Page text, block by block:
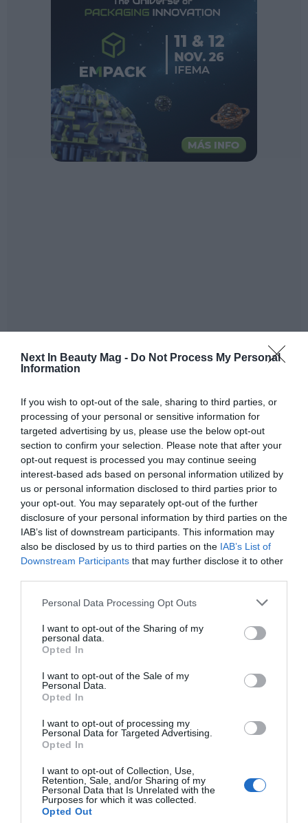
Next In Beauty Mag - Do Not Process My Personal
Information
If you wish to opt-out of the sale, sharing to third parties, or
processing of your personal or sensitive information for
targeted advertising by us, please use the below opt-out
section to confirm your selection. Please note that after your
opt-out request is processed you may continue seeing
interest-based ads based on personal information utilized by
us or personal information disclosed to third parties prior to
your opt-out. You may separately opt-out of the further
disclosure of your personal information by third parties on the
IAB’s list of downstream participants. This information may
also be disclosed by us to third parties on the IAB’s List of
Downstream Participants that may further disclose it to other
Personal Data Processing Opt Outs
I want to opt-out of the Sharing of my
personal data.
Opted In
I want to opt-out of the Sale of my
Personal Data.
Opted In
I want to opt-out of processing my
Personal Data for Targeted Advertising.
Opted In
I want to opt-out of Collection, Use,
Retention, Sale, and/or Sharing of my
Personal Data that Is Unrelated with the
Purposes for which it was collected.
Opted Out
Registrarse
Estas subidas, como indica el portal especializado
Bolsamanía, se han producido el día después de que
la compañía haya presentado los resultados del
tercer trimestre y de los nueve primeros meses en
los que informó que sus ingresos habían ascendido
hasta llegar casi a los 4.000 millones de euros en los
primeros tres trimestres. Fragancia y moda, han
representado un 73% de la facturación de la compañía
catalana con unas ventas que superaron los 2.600
ventas netas.